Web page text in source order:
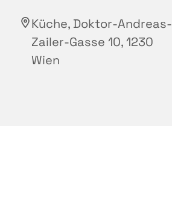
Küche, Doktor-Andreas-
Zailer-Gasse 10, 1230
Wien